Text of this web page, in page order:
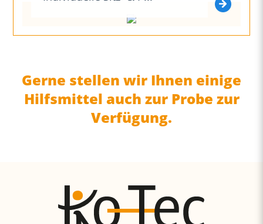
Gerne stellen wir Ihnen einige
Hilfsmittel auch zur Probe zur
Verfügung.